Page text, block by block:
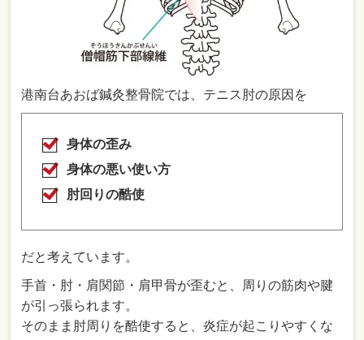
港南台あおば鍼灸整骨院では、テニス肘の原因を
身体の歪み
身体の悪い使い方
肘回りの酷使
だと考えています。
手首・肘・肩関節・肩甲骨が歪むと、周りの筋肉や腱
が引っ張られます。
そのまま肘周りを酷使すると、炎症が起こりやすくな